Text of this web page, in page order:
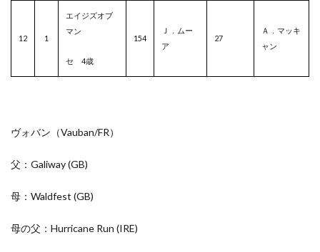
12 1
エイジズオブ
マン
セ 4歳
154
Ｊ．ムー
ア
27
Ａ．マッキ
ャン
ヴォバン（Vauban/FR）
父：Galiway(GB)
母：Waldfest (GB)
母の父：Hurricane Run (IRE)